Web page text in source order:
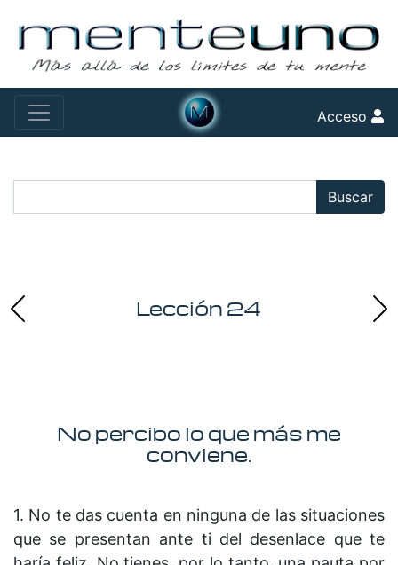
Acceso
Buscar
Lección 24
No percibo lo que más me
conviene.
1. No te das cuenta en ninguna de las situaciones
que se presentan ante ti del desenlace que te